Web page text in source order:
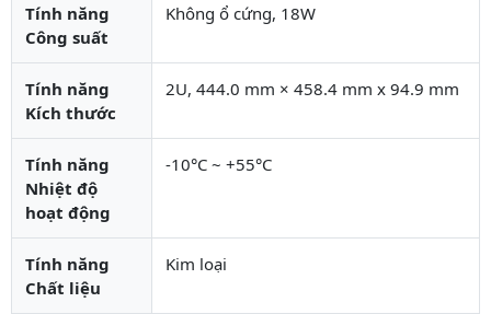
Tính năng
Công suất
Không ổ cứng, 18W
Tính năng
Kích thước
2U, 444.0 mm × 458.4 mm x 94.9 mm
Tính năng
Nhiệt độ
hoạt động
-10°C ~ +55°C
Tính năng
Chất liệu
Kim loại